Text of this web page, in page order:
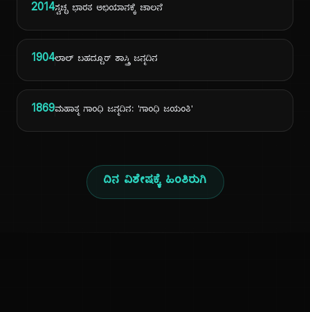
2014ಸ್ವಚ್ಛ ಭಾರತ ಅಭಿಯಾನಕ್ಕೆ ಚಾಲನೆ
1904ಲಾಲ್ ಬಹದ್ದೂರ್ ಶಾಸ್ತ್ರಿ ಜನ್ಮದಿನ
1869ಮಹಾತ್ಮ ಗಾಂಧಿ ಜನ್ಮದಿನ: 'ಗಾಂಧಿ ಜಯಂತಿ'
ದಿನ ವಿಶೇಷಕ್ಕೆ ಹಿಂತಿರುಗಿ